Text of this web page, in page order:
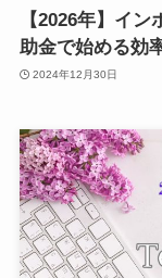
【2026年】イ
助金で始める効
2024年12月30日